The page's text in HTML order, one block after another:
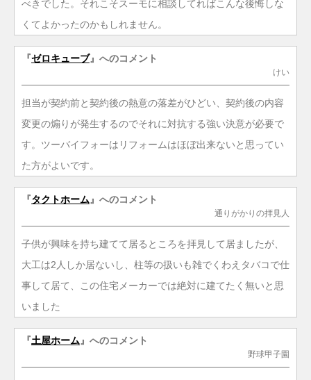
べきでした。それこそスーモに相談してればこんな後悔しな
くてよかったのかもしれません。
『ゼロキューブ』へのコメント
けい
担当が契約前と契約後の熱意の落差がひどい、契約後の内容
変更の煽りが発生するのでそれに対抗する強い決意が必要で
す。ツーバイフォーはリフォームはほぼ出来ないと思ってい
た方がよいです。
『タクトホーム 』へのコメント
通りがかりの拝見人
子供が興味を持ち建てて居るところを拝見して居ましたが、
大工は2人しか居ないし、柱等の扱いも雑でくわえタバコで仕
事して居て、この住宅メーカーでは絶対に建てたく無いと思
いました
『土屋ホーム 』へのコメント
野球甲子園